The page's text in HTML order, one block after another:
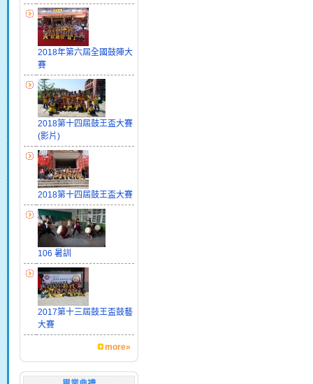
2018年第六屆全國鼓陣大
賽
2018第十四屆鼓王盃大賽
(影片)
2018第十四屆鼓王盃大賽
106 暑訓
2017第十三屆鼓王盃鼓藝
大賽
more»